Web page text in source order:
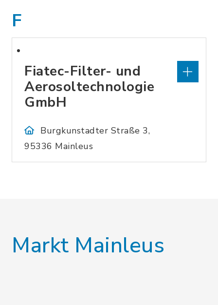
F
Fiatec-Filter- und
Aerosoltechnologie
GmbH
Burgkunstadter Straße 3,
95336 Mainleus
Markt Mainleus